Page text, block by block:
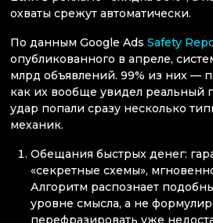
охваты срежут автоматически.
По данным Google Ads Safety
опубликованного в апреле,
млрд объявлений. 99% из них —
как их вообще увидел реальный
удар попали сразу несколько
механик.
Обещания быстрых денег:
«секретные схемы»,
Алгоритм распознает
уровне смысла, а не
перефразировать уже